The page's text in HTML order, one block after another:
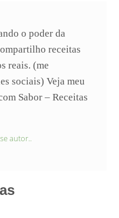
o poder da
receitas
reais. (me
sociais) Veja meu
Sabor – Receitas
autor..